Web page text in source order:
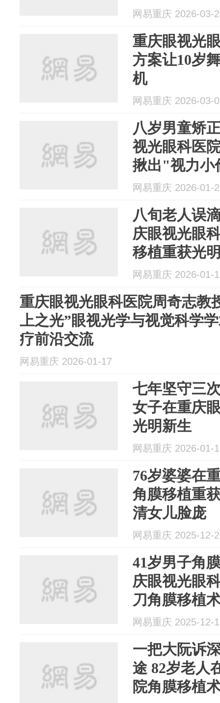
网易重庆 2026-03-
重庆眼视光
方案让10岁
机
网易重庆 2026-03-
八岁男童矫
视光眼科医
揪出"视力小
网易重庆 2026-01-
八旬老人误
庆眼视光眼
移植重获光
网易重庆 2026-01-
重庆眼视光眼科医院周奇志教
上之光”眼视光学与视觉科学
疗前沿交流
网易重庆 2026-01-17
七年坚守三
女子在重庆
光明新生
网易重庆 2026-01-
76岁婆婆在
角膜移植重
清女儿脸庞
网易重庆 2025-12-
41岁男子角
庆眼视光眼
刀角膜移植
网易重庆 2025-12-
一把大阮诉
途 82岁老人
院角膜移植